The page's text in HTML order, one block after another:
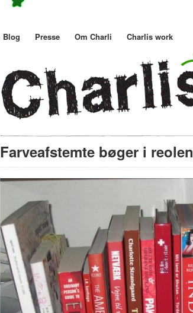
Blog Presse Om Charli Charlis work
Farveafstemte bøger i reolen